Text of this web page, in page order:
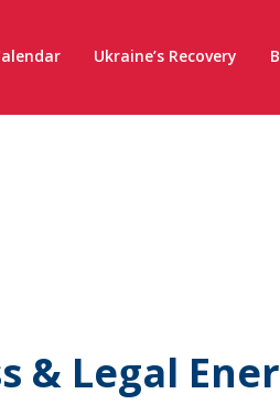
Ukraine’s Recovery
& Legal